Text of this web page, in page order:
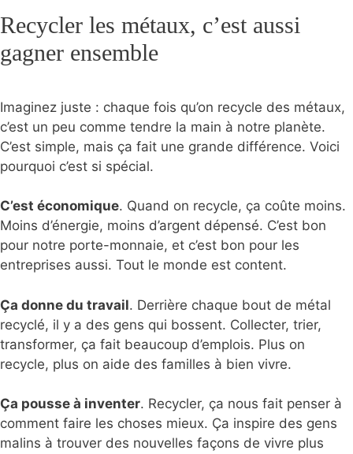
Recycler les métaux, c’est aussi
gagner ensemble
Imaginez juste : chaque fois qu’on recycle des métaux,
c’est un peu comme tendre la main à notre planète.
C’est simple, mais ça fait une grande différence. Voici
pourquoi c’est si spécial.
C’est économique. Quand on recycle, ça coûte moins.
Moins d’énergie, moins d’argent dépensé. C’est bon
pour notre porte-monnaie, et c’est bon pour les
entreprises aussi. Tout le monde est content.
Ça donne du travail. Derrière chaque bout de métal
recyclé, il y a des gens qui bossent. Collecter, trier,
transformer, ça fait beaucoup d’emplois. Plus on
recycle, plus on aide des familles à bien vivre.
Ça pousse à inventer. Recycler, ça nous fait penser à
comment faire les choses mieux. Ça inspire des gens
malins à trouver des nouvelles façons de vivre plus